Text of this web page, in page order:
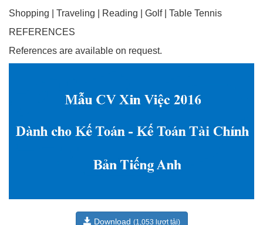
Shopping | Traveling | Reading | Golf | Table Tennis
REFERENCES
References are available on request.
Download (1,053 lượt tải)